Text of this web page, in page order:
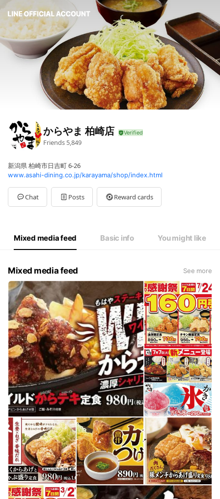
からやま 柏崎店
Friends 5,849
新潟県 柏崎市日吉町 6-26
www.asahi-dining.co.jp/karayama/shop/index.html
Chat Posts Reward cards
Mixed media feed Basic info You might like
Mixed media feed See more